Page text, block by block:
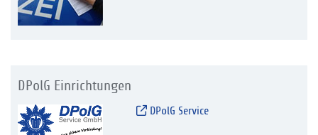
DPolG Einrichtungen
DPolG Service